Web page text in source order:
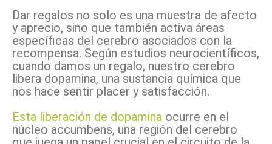
Dar regalos no solo es una muestra de afecto
y aprecio, sino que también activa áreas
específicas del cerebro asociados con la
recompensa. Según estudios neurocientíficos,
cuando damos un regalo, nuestro cerebro
libera dopamina, una sustancia química que
nos hace sentir placer y satisfacción.
Esta liberación de dopamina ocurre en el
núcleo accumbens, una región del cerebro